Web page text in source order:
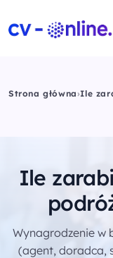
Strona główna›Ile
Ile
Wynagrodzenie w
(agent, doradca,